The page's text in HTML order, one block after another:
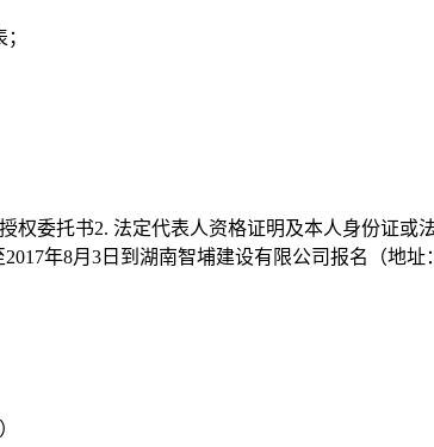
委托书2. 法定代表人资格证明及本人身份证或
年8月3日到湖南智埔建设有限公司报名（地